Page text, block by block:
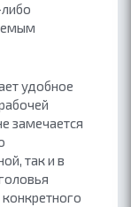
удобное
замечается
так и в